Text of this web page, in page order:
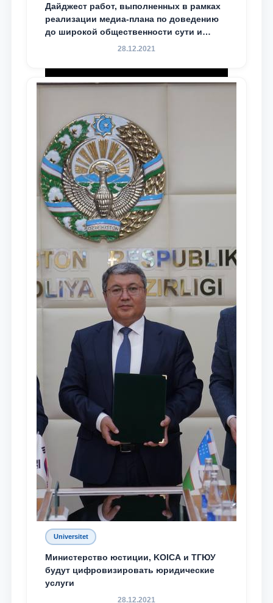
Дайджест работ, выполненных в рамках
реализации медиа-плана по доведению
до широкой общественности сути и
содержания задач, определённых в
Узбекистан Шавкат Мирзиёев Олий
Мажлису и народу Узбекистана
28.12.2021
Universitet
Министерство юстиции, KOICA и ТГЮУ
будут цифровизировать юридические
услуги
28.12.2021